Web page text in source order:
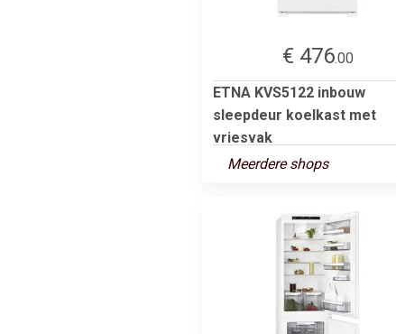
€ 476.00
ETNA KVS5122 inbouw
sleepdeur koelkast met
vriesvak
Meerdere shops